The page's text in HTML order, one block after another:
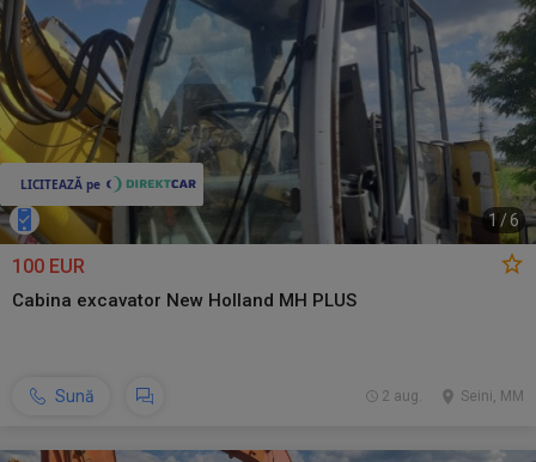
1 /6
100 EUR
Cabina excavator New Holland MH PLUS
Sună Seini, MM
2 aug.